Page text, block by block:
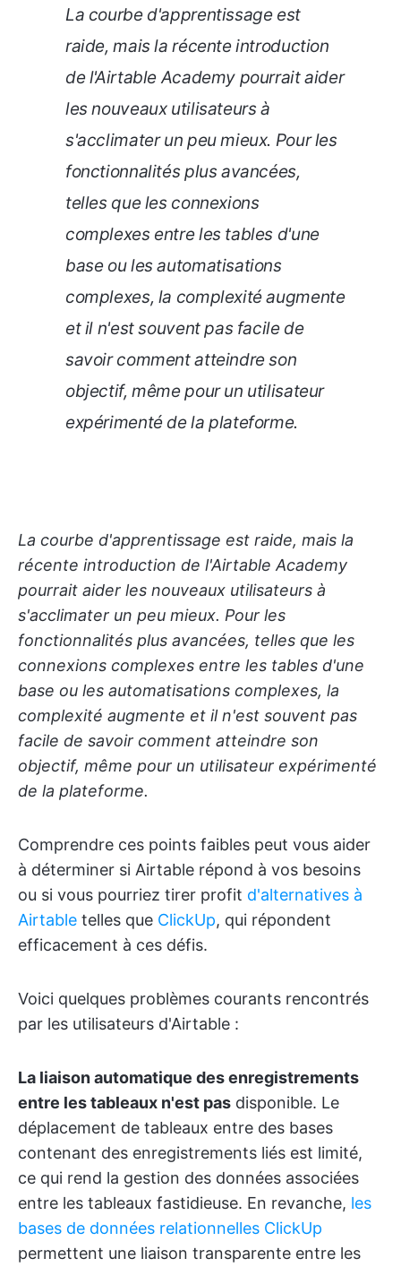
La courbe d'apprentissage est
raide, mais la récente introduction
de l'Airtable Academy pourrait aider
les nouveaux utilisateurs à
s'acclimater un peu mieux. Pour les
fonctionnalités plus avancées,
telles que les connexions
complexes entre les tables d'une
base ou les automatisations
complexes, la complexité augmente
et il n'est souvent pas facile de
savoir comment atteindre son
objectif, même pour un utilisateur
expérimenté de la plateforme.
La courbe d'apprentissage est raide, mais la
récente introduction de l'Airtable Academy
pourrait aider les nouveaux utilisateurs à
s'acclimater un peu mieux. Pour les
fonctionnalités plus avancées, telles que les
connexions complexes entre les tables d'une
base ou les automatisations complexes, la
complexité augmente et il n'est souvent pas
facile de savoir comment atteindre son
objectif, même pour un utilisateur expérimenté
de la plateforme.
Comprendre ces points faibles peut vous aider
à déterminer si Airtable répond à vos besoins
ou si vous pourriez tirer profit d'alternatives à
Airtable telles que ClickUp, qui répondent
efficacement à ces défis.
Voici quelques problèmes courants rencontrés
par les utilisateurs d'Airtable :
La liaison automatique des enregistrements
entre les tableaux n'est pas disponible. Le
déplacement de tableaux entre des bases
contenant des enregistrements liés est limité,
ce qui rend la gestion des données associées
entre les tableaux fastidieuse. En revanche, les
bases de données relationnelles ClickUp
permettent une liaison transparente entre les